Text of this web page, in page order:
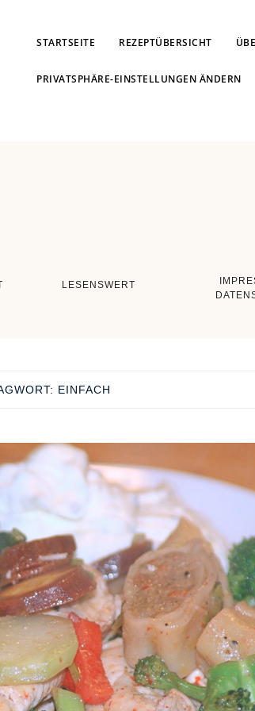
STARTSEITE REZEPTÜBERSICHT
PRIVATSPHÄRE-EINSTELLUNGEN ÄNDERN
LESENSWERT
EINFACH